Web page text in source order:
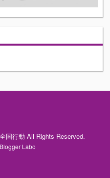
国行動 All Rights Reserved.
Blogger Labo